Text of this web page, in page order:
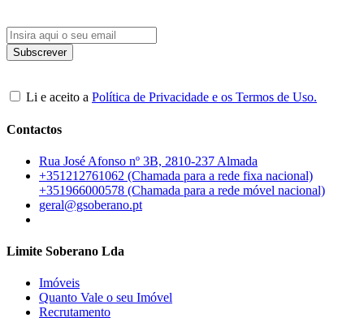
Li e aceito a Política de Privacidade e os Termos de Uso.
Contactos
Rua José Afonso nº 3B, 2810-237 Almada
+351212761062 (Chamada para a rede fixa nacional)
+351966000578 (Chamada para a rede móvel nacional)
geral@gsoberano.pt
Limite Soberano Lda
Imóveis
Quanto Vale o seu Imóvel
Recrutamento